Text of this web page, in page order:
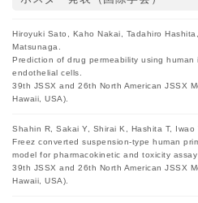
Hiroyuki Sato, Kaho Nakai, Tadahiro
Matsunaga.
Prediction of drug permeability using human
endothelial cells.
39th JSSX and 26th North American JSSX
Hawaii, USA).
Shahin R, Sakai Y, Shirai K, Hashita T, Iwao
Freez converted suspension-type human
model for pharmacokinetic and toxicity
39th JSSX and 26th North American JSSX
Hawaii, USA).